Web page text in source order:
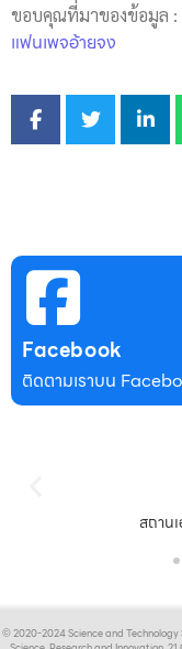
ขอบคุณที่มาของข้อมูล :
แฟนเพจอ้ายจง
Facebook
ติดตามเราบน
สถาน
© 2020-2024 Science and Technology